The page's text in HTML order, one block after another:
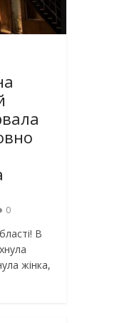
0
В
жінка,